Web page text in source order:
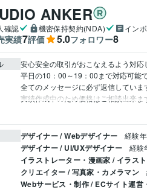
ANKER
確認 機密保持契約(NDA) イン
実績7評価 5.0フォロワー8
安心安全の取引がおこなえるよう対応
平日の10：00～19：00まで対応可能で
全てのメッセージに必ず返信していま
実績作成中のため価格はご相談出来
デザイナー / Webデザイナー 経験
デザイナー / UI/UXデザイナー 経験
イラストレーター・漫画家 / イラス
クリエイター / 写真家・カメラマン
Webサービス・制作 / ECサイト運営